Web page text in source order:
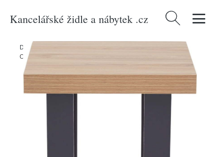
Kancelářské židle a nábytek .cz Vyhledávání
Domů Produkty > Nábytek > Stoly a stolky > Odkládací stolky /
Odkládací stolek 50x50 cm Oakton – Premier Housewares